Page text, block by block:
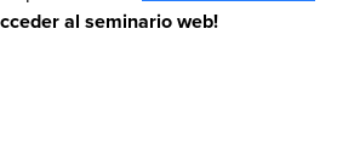
al seminario web!